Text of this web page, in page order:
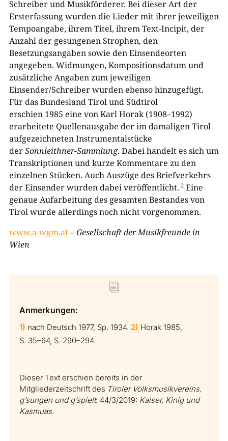
Schreiber und Musikförderer. Bei dieser Art der
Ersterfassung wurden die Lieder mit ihrer jeweiligen
Tempoangabe, ihrem Titel, ihrem Text-Incipit, der
Anzahl der gesungenen Strophen, den
Besetzungsangaben sowie den Einsendeorten
angegeben. Widmungen, Kompositionsdatum und
zusätzliche Angaben zum jeweiligen
Einsender/Schreiber wurden ebenso hinzugefügt.
Für das Bundesland Tirol und Südtirol
erschien 1985 eine von Karl Horak (1908–1992)
erarbeitete Quellenausgabe der im damaligen Tirol
aufgezeichneten Instrumentalstücke
derSonnleithner-Sammlung. Dabei handelt es sich um
Transkriptionen und kurze Kommentare zu den
einzelnen Stücken. Auch Auszüge des Briefverkehrs
der Einsender wurden dabei veröffentlicht. 2 Eine
genaue Aufarbeitung des gesamten Bestandes von
Tirol wurde allerdings noch nicht vorgenommen.
www.a-wgm.at–Gesellschaft der Musikfreunde in
Wien
i
Anmerkungen:
1) nach Deutsch 1977, Sp. 1934. 2) Horak 1985,
S. 35–64, S. 290–294.
Dieser Text erschien bereits in der
Mitgliederzeitschrift des Tiroler Volksmusikvereins.
g’sungen und g’spielt: 44/3/2019: Kaiser, Kinig und
Kasmuas.